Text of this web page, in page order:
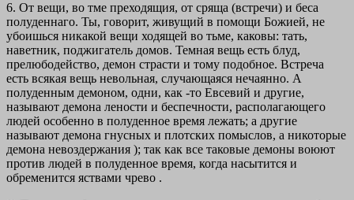
6. От вещи, во тме преходящия, от сряща (встречи) и беса
полуденнаго. Ты, говорит, живущий в помощи Божией, не
убоишься никакой вещи ходящей во тьме, каковы: тать,
наветник, поджигатель домов. Темная вещь есть блуд,
прелюбодейство, демон страсти и тому подобное. Встреча
есть всякая вещь невольная, случающаяся нечаянно. А
полуденным демоном, одни, как -то Евсевий и другие,
называют демона лености и беспечности, располагающего
людей особенно в полуденное время лежать; а другие
называют демона гнусных и плотских помыслов, а никоторые
демона невоздержания ); так как все таковые демоны воюют
против людей в полуденное время, когда насытится и
обременится яствами чрево .